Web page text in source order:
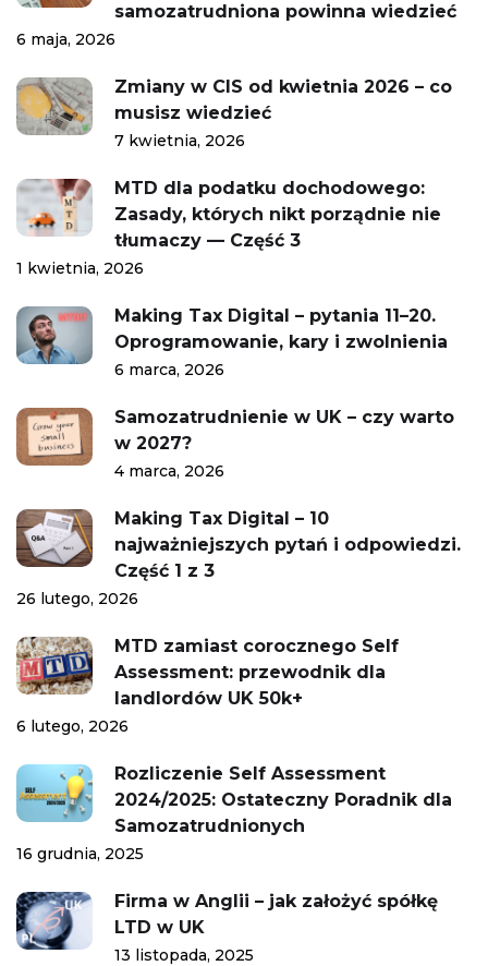
samozatrudniona powinna wiedzieć
6 maja, 2026
Zmiany w CIS od kwietnia 2026 – co
musisz wiedzieć
7 kwietnia, 2026
MTD dla podatku dochodowego:
Zasady, których nikt porządnie nie
tłumaczy — Część 3
1 kwietnia, 2026
Making Tax Digital – pytania 11–20.
Oprogramowanie, kary i zwolnienia
6 marca, 2026
Samozatrudnienie w UK – czy warto
w 2027?
4 marca, 2026
Making Tax Digital – 10
najważniejszych pytań i odpowiedzi.
Część 1 z 3
26 lutego, 2026
MTD zamiast corocznego Self
Assessment: przewodnik dla
landlordów UK 50k+
6 lutego, 2026
Rozliczenie Self Assessment
2024/2025: Ostateczny Poradnik dla
Samozatrudnionych
16 grudnia, 2025
Firma w Anglii – jak założyć spółkę
LTD w UK
13 listopada, 2025